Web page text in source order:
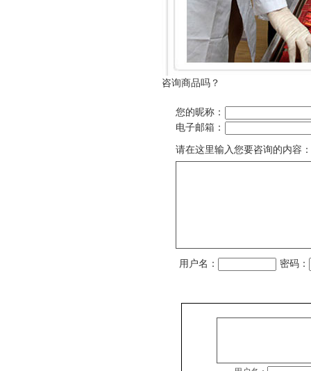
咨询商品吗？
您的昵称：
电子邮箱：
请在这里输入您要咨询的内容：
用户名： 密码：